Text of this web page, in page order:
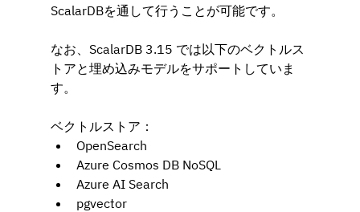
ScalarDBを通して行うことが可能です。
なお、ScalarDB 3.15 では以下のベクトルス
トアと埋め込みモデルをサポートしていま
す。
ベクトルストア：
OpenSearch
Azure Cosmos DB NoSQL
Azure AI Search
pgvector